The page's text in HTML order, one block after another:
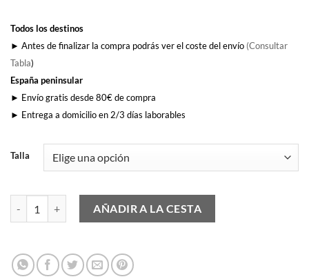
Todos los destinos
► Antes de finalizar la compra podrás ver el coste del envío (Consultar
Tabla)
España peninsular
► Envío gratis desde 80€ de compra
► Entrega a domicilio en 2/3 días laborables
Talla
Matajare Mancha (Mujer) cantidad
AÑADIR A LA CESTA